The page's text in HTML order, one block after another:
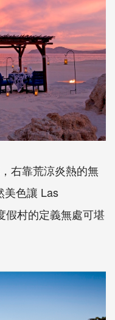
右靠荒涼炎熱的無
美色讓 Las
假村的定義無處可堪